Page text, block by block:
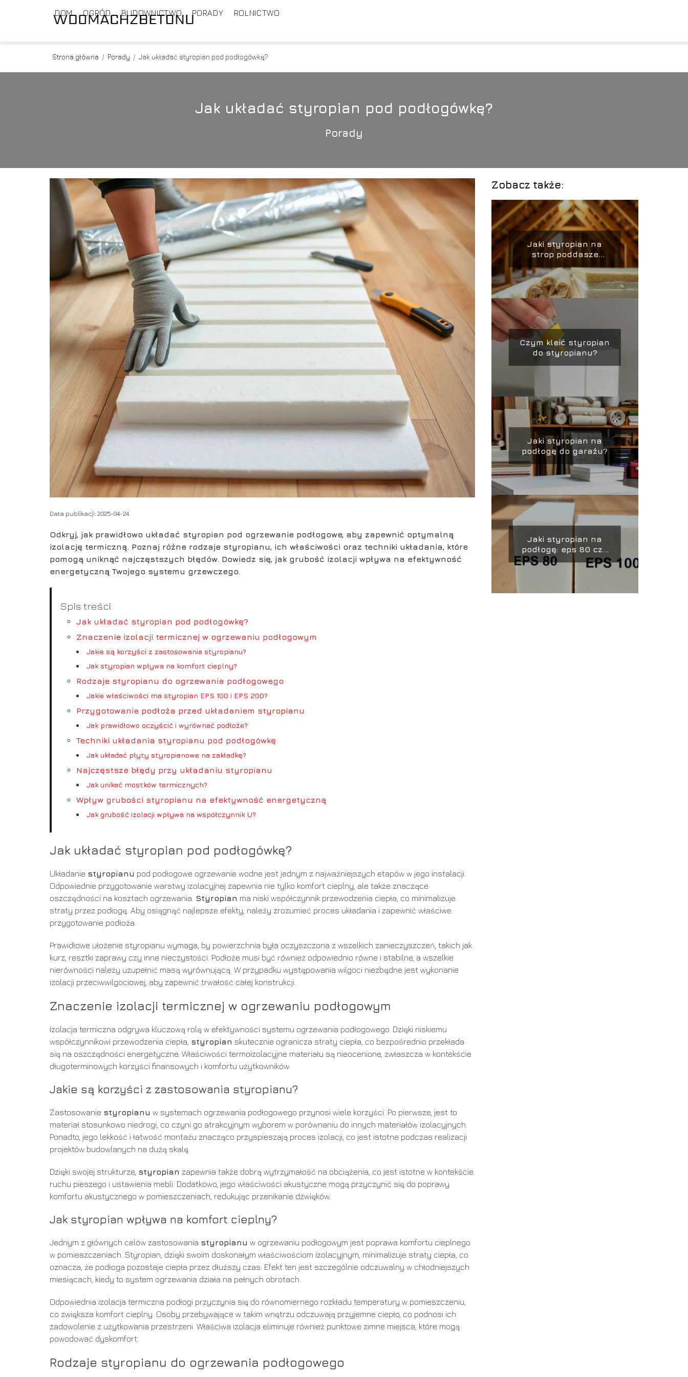
DOM OGRÓD BUDOWNICTWO PORADY ROLNICTWO
Strona główna / Porady / Jak układać styropian pod podłogówkę?
Jak układać styropian pod podłogówkę?
Porady
Data publikacji: 2025-04-24
Odkryj, jak prawidłowo układać styropian pod ogrzewanie podłogowe, aby zapewnić optymalną
izolację termiczną. Poznaj różne rodzaje styropianu, ich właściwości oraz techniki układania, które
pomogą uniknąć najczęstszych błędów. Dowiedz się, jak grubość izolacji wpływa na efektywność
energetyczną Twojego systemu grzewczego.
Spis treści:
Jak układać styropian pod podłogówkę?
Znaczenie izolacji termicznej w ogrzewaniu podłogowym
Jakie są korzyści z zastosowania styropianu?
Jak styropian wpływa na komfort cieplny?
Rodzaje styropianu do ogrzewania podłogowego
Jakie właściwości ma styropian EPS 100 i EPS 200?
Przygotowanie podłoża przed układaniem styropianu
Jak prawidłowo oczyścić i wyrównać podłoże?
Techniki układania styropianu pod podłogówkę
Jak układać płyty styropianowe na zakładkę?
Najczęstsze błędy przy układaniu styropianu
Jak unikać mostków termicznych?
Wpływ grubości styropianu na efektywność energetyczną
Jak grubość izolacji wpływa na współczynnik U?
Jak układać styropian pod podłogówkę?
Układanie styropianu pod podłogowe ogrzewanie wodne jest jednym z najważniejszych etapów w jego instalacji.
Odpowiednie przygotowanie warstwy izolacyjnej zapewnia nie tylko komfort cieplny, ale także znaczące
oszczędności na kosztach ogrzewania. Styropian ma niski współczynnik przewodzenia ciepła, co minimalizuje
straty przez podłogę. Aby osiągnąć najlepsze efekty, należy zrozumieć proces układania i zapewnić właściwe
przygotowanie podłoża.
Prawidłowe ułożenie styropianu wymaga, by powierzchnia była oczyszczona z wszelkich zanieczyszczeń, takich jak
kurz, resztki zaprawy czy inne nieczystości. Podłoże musi być również odpowiednio równe i stabilne, a wszelkie
nierówności należy uzupełnić masą wyrównującą. W przypadku występowania wilgoci niezbędne jest wykonanie
izolacji przeciwwilgociowej, aby zapewnić trwałość całej konstrukcji.
Znaczenie izolacji termicznej w ogrzewaniu podłogowym
Izolacja termiczna odgrywa kluczową rolę w efektywności systemu ogrzewania podłogowego. Dzięki niskiemu
współczynnikowi przewodzenia ciepła, styropian skutecznie ogranicza straty ciepła, co bezpośrednio przekłada
się na oszczędności energetyczne. Właściwości termoizolacyjne materiału są nieocenione, zwłaszcza w kontekście
długoterminowych korzyści finansowych i komfortu użytkowników.
Jakie są korzyści z zastosowania styropianu?
Zastosowanie styropianu w systemach ogrzewania podłogowego przynosi wiele korzyści. Po pierwsze, jest to
materiał stosunkowo niedrogi, co czyni go atrakcyjnym wyborem w porównaniu do innych materiałów izolacyjnych.
Ponadto, jego lekkość i łatwość montażu znacząco przyspieszają proces izolacji, co jest istotne podczas realizacji
projektów budowlanych na dużą skalę.
Dzięki swojej strukturze, styropian zapewnia także dobrą wytrzymałość na obciążenia, co jest istotne w kontekście
ruchu pieszego i ustawienia mebli. Dodatkowo, jego właściwości akustyczne mogą przyczynić się do poprawy
komfortu akustycznego w pomieszczeniach, redukując przenikanie dźwięków.
Jak styropian wpływa na komfort cieplny?
Jednym z głównych celów zastosowania styropianu w ogrzewaniu podłogowym jest poprawa komfortu cieplnego
w pomieszczeniach. Styropian, dzięki swoim doskonałym właściwościom izolacyjnym, minimalizuje straty ciepła, co
oznacza, że podłoga pozostaje ciepła przez dłuższy czas. Efekt ten jest szczególnie odczuwalny w chłodniejszych
miesiącach, kiedy to system ogrzewania działa na pełnych obrotach.
Odpowiednia izolacja termiczna podłogi przyczynia się do równomiernego rozkładu temperatury w pomieszczeniu,
co zwiększa komfort cieplny. Osoby przebywające w takim wnętrzu odczuwają przyjemne ciepło, co podnosi ich
zadowolenie z użytkowania przestrzeni. Właściwa izolacja eliminuje również punktowe zimne miejsca, które mogą
powodować dyskomfort.
Rodzaje styropianu do ogrzewania podłogowego
Zobacz także:
Jaki styropian na
strop poddasze
nieużytkowe?
Czym kleić styropian
do styropianu?
Jaki styropian na
podłogę do garażu?
Jaki styropian na
podłogę: eps 80 czy
100?